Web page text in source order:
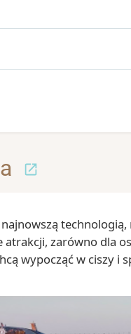
najnowszą
zarówno dla
wypocząć w ciszy i